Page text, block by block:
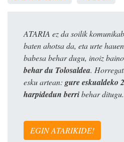
ATARIA ez da soilik
baten ahotsa da, eta urte
babesa behar dugu, inoiz
behar du Tolosaldea.
esku artean: gure eskualdeko
harpidedun berribehar ditugu.
EGIN ATARIKIDE!